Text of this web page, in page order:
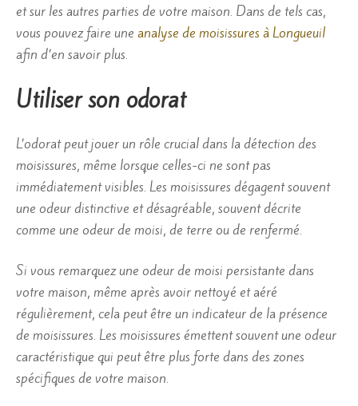
et sur les autres parties de votre maison. Dans de tels cas,
vous pouvez faire une analyse de moisissures à Longueuil
afin d’en savoir plus.
Utiliser son odorat
L’odorat peut jouer un rôle crucial dans la détection des
moisissures, même lorsque celles-ci ne sont pas
immédiatement visibles. Les moisissures dégagent souvent
une odeur distinctive et désagréable, souvent décrite
comme une odeur de moisi, de terre ou de renfermé.
Si vous remarquez une odeur de moisi persistante dans
votre maison, même après avoir nettoyé et aéré
régulièrement, cela peut être un indicateur de la présence
de moisissures. Les moisissures émettent souvent une odeur
caractéristique qui peut être plus forte dans des zones
spécifiques de votre maison.